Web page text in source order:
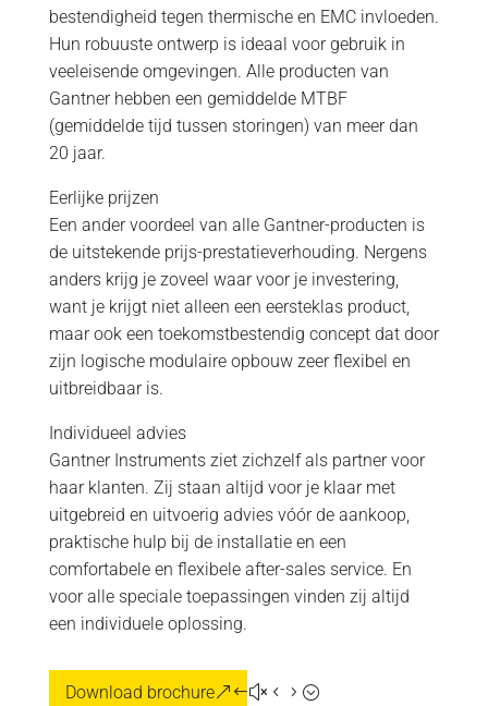
bestendigheid tegen thermische en EMC invloeden.
Hun robuuste ontwerp is ideaal voor gebruik in
veeleisende omgevingen. Alle producten van
Gantner hebben een gemiddelde MTBF
(gemiddelde tijd tussen storingen) van meer dan
20 jaar.
Eerlijke prijzen
Een ander voordeel van alle Gantner-producten is
de uitstekende prijs-prestatieverhouding. Nergens
anders krijg je zoveel waar voor je investering,
want je krijgt niet alleen een eersteklas product,
maar ook een toekomstbestendig concept dat door
zijn logische modulaire opbouw zeer flexibel en
uitbreidbaar is.
Individueel advies
Gantner Instruments ziet zichzelf als partner voor
haar klanten. Zij staan altijd voor je klaar met
uitgebreid en uitvoerig advies vóór de aankoop,
praktische hulp bij de installatie en een
comfortabele en flexibele after-sales service. En
voor alle speciale toepassingen vinden zij altijd
een individuele oplossing.
Download brochure